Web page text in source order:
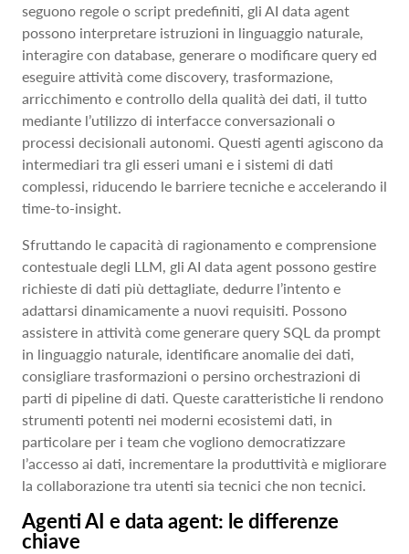
seguono regole o script predefiniti, gli AI data agent
possono interpretare istruzioni in linguaggio naturale,
interagire con database, generare o modificare query ed
eseguire attività come discovery, trasformazione,
arricchimento e controllo della qualità dei dati, il tutto
mediante l’utilizzo di interfacce conversazionali o
processi decisionali autonomi. Questi agenti agiscono da
intermediari tra gli esseri umani e i sistemi di dati
complessi, riducendo le barriere tecniche e accelerando il
time-to-insight.
Sfruttando le capacità di ragionamento e comprensione
contestuale degli LLM, gli AI data agent possono gestire
richieste di dati più dettagliate, dedurre l’intento e
adattarsi dinamicamente a nuovi requisiti. Possono
assistere in attività come generare query SQL da prompt
in linguaggio naturale, identificare anomalie dei dati,
consigliare trasformazioni o persino orchestrazioni di
parti di pipeline di dati. Queste caratteristiche li rendono
strumenti potenti nei moderni ecosistemi dati, in
particolare per i team che vogliono democratizzare
l’accesso ai dati, incrementare la produttività e migliorare
la collaborazione tra utenti sia tecnici che non tecnici.
Agenti AI e data agent: le differenze
chiave